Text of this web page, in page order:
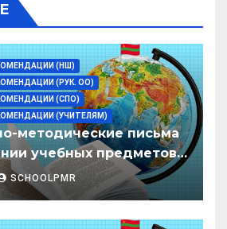
(НШ)
(РУК. ОО)
(СПО)
(УЧИТЕЛЯМ)
методические письма
учебных предметов/
ПМР на 2026/27 уч. год
SCHOOLPMR